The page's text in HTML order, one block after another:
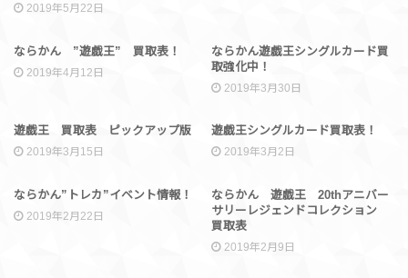
2019年5月22日
買取情報
ならかん ”遊戯王” 買取表！
2019年4月12日
買取情報
ならかん遊戯王シングルカード買
取強化中！
2019年3月30日
未分類
遊戯王 買取表 ピックアップ版
2019年3月15日
買取情報
遊戯王シングルカード買取表！
2019年3月2日
イベント情報
ならかん”トレカ”イベント情報！
2019年2月22日
未分類
ならかん 遊戯王 20thアニバー
サリーレジェンドコレクション
買取表
2019年2月9日